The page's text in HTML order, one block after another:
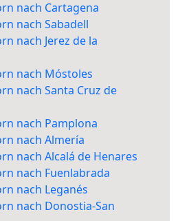
nach Cartagena
nach Sabadell
nach Jerez de la
nach Móstoles
nach Santa Cruz de
nach Pamplona
nach Almería
nach Alcalá de Henares
nach Fuenlabrada
nach Leganés
nach Donostia-San